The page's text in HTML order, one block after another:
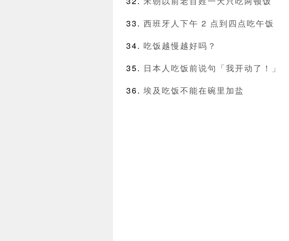
西班牙人下午 2 点到四点吃午饭
吃饭越慢越好吗？
日本人吃饭前说句「我开动了！」
埃及吃饭不能在碗里加盐